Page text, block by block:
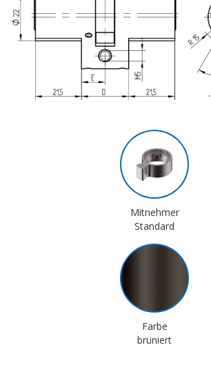
Mitnehmer
Standard
Farbe
brüniert